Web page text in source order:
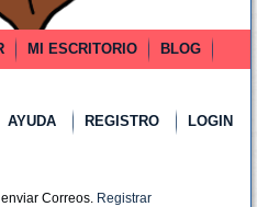
MI ESCRITORIO
BLOG
AYUDA REGISTRO LOGIN
Correos. Registrar